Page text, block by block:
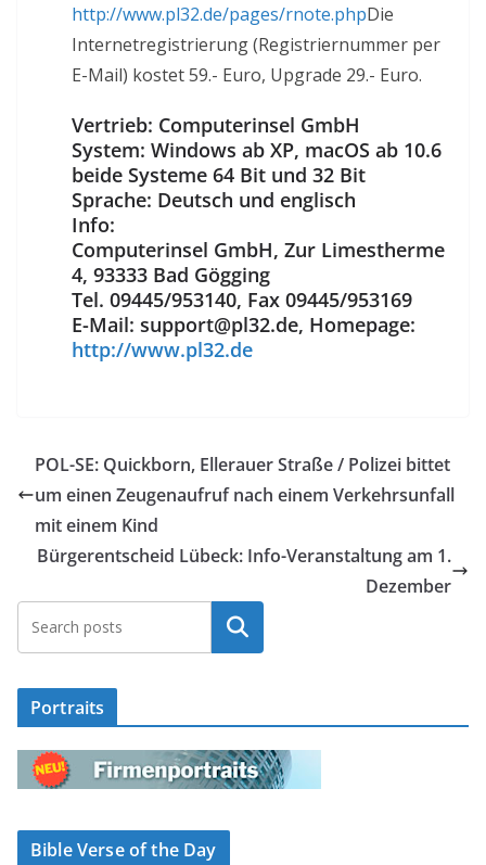
http://www.pl32.de/pages/rnote.phpDie
Internetregistrierung (Registriernummer per
E-Mail) kostet 59.- Euro, Upgrade 29.- Euro.
Vertrieb: Computerinsel GmbH
System: Windows ab XP, macOS ab 10.6
beide Systeme 64 Bit und 32 Bit
Sprache: Deutsch und englisch
Info:
Computerinsel GmbH, Zur Limestherme
4, 93333 Bad Gögging
Tel. 09445/953140, Fax 09445/953169
E-Mail: support@pl32.de, Homepage:
http://www.pl32.de
POL-SE: Quickborn, Ellerauer Straße / Polizei bittet
um einen Zeugenaufruf nach einem Verkehrsunfall
mit einem Kind
Bürgerentscheid Lübeck: Info-Veranstaltung am 1.
Dezember
Suchen
Portraits
Bible Verse of the Day